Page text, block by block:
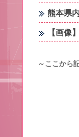
熊本県
【画像
～ここから